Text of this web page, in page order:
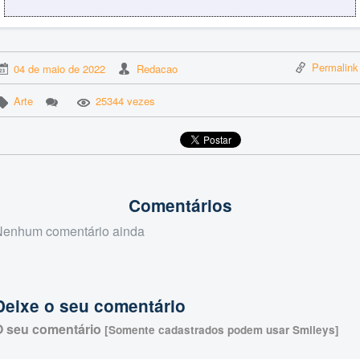
04 de maio de 2022 Redacao Permalink
Arte 25344 vezes
Comentários
comentário ainda
o seu comentário
seu comentário [Somente cadastrados podem usar Smileys]